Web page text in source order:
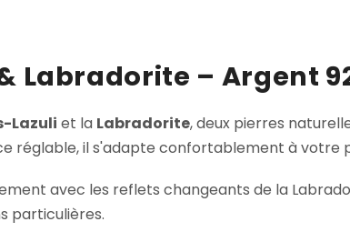
Labradorite – Argent
Lazuli et la Labradorite, deux pierres
réglable, il s'adapte confortablement à votre
avec les reflets changeants de la
particulières.